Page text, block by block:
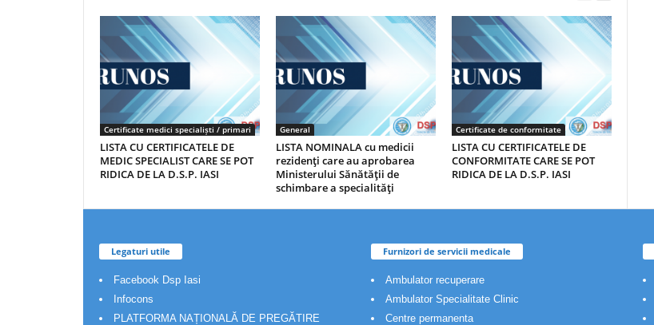
Certificate medici specialiști / primari
LISTA CU CERTIFICATELE DE
MEDIC SPECIALIST CARE SE POT
RIDICA DE LA D.S.P. IASI
General
LISTA NOMINALA cu medicii
rezidenţi care au aprobarea
Ministerului Sănătăţii de
schimbare a specialităţi
Certificate de conformitate
LISTA CU CERTIFICATELE DE
CONFORMITATE CARE SE POT
RIDICA DE LA D.S.P. IASI
Legaturi utile
Facebook Dsp Iasi
Infocons
PLATFORMA NAȚIONALĂ DE PREGĂTIRE
Furnizori de servicii medicale
Ambulator recuperare
Ambulator Specialitate Clinic
Centre permanenta